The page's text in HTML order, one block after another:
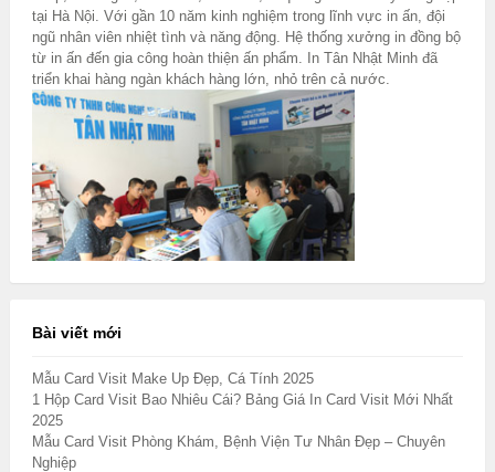
tại Hà Nội. Với gần 10 năm kinh nghiệm trong lĩnh vực in ấn, đội
ngũ nhân viên nhiệt tình và năng động. Hệ thống xưởng in đồng bộ
từ in ấn đến gia công hoàn thiện ấn phẩm. In Tân Nhật Minh đã
triển khai hàng ngàn khách hàng lớn, nhỏ trên cả nước.
Bài viết mới
Mẫu Card Visit Make Up Đẹp, Cá Tính 2025
1 Hộp Card Visit Bao Nhiêu Cái? Bảng Giá In Card Visit Mới Nhất
2025
Mẫu Card Visit Phòng Khám, Bệnh Viện Tư Nhân Đẹp – Chuyên
Nghiệp